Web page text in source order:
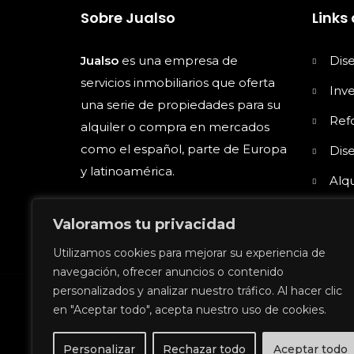
Valoramos tu privacidad
Utilizamos cookies para mejorar su experiencia de
navegación, ofrecer anuncios o contenido
personalizados y analizar nuestro tráfico. Al hacer clic
en "Aceptar todo", acepta nuestro uso de cookies.
Personalizar Rechazar todo Aceptar todo
Sobre Jualso
Jualso es una empresa de
servicios inmobiliarios que oferta
una serie de propiedades para su
alquiler o compra en mercados
como el español, parte de Europa
y latinoamérica.
Links
creado
Comunicación